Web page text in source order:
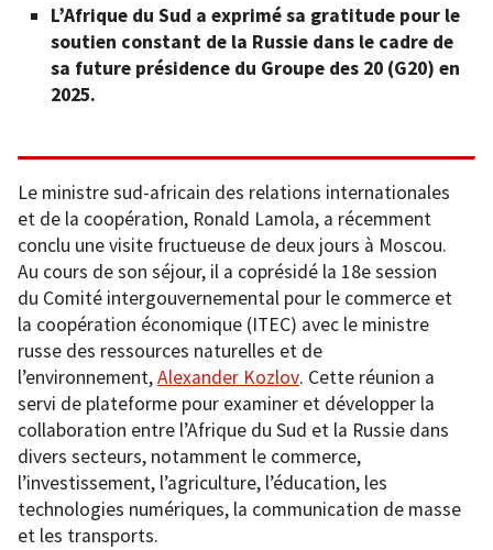
L’Afrique du Sud a exprimé sa gratitude pour le
soutien constant de la Russie dans le cadre de
sa future présidence du Groupe des 20 (G20) en
2025.
Le ministre sud-africain des relations internationales
et de la coopération, Ronald Lamola, a récemment
conclu une visite fructueuse de deux jours à Moscou.
Au cours de son séjour, il a coprésidé la 18e session
du Comité intergouvernemental pour le commerce et
la coopération économique (ITEC) avec le ministre
russe des ressources naturelles et de
l’environnement,Alexander Kozlov. Cette réunion a
servi de plateforme pour examiner et développer la
collaboration entre l’Afrique du Sud et la Russie dans
divers secteurs, notamment le commerce,
l’investissement, l’agriculture, l’éducation, les
technologies numériques, la communication de masse
et les transports.